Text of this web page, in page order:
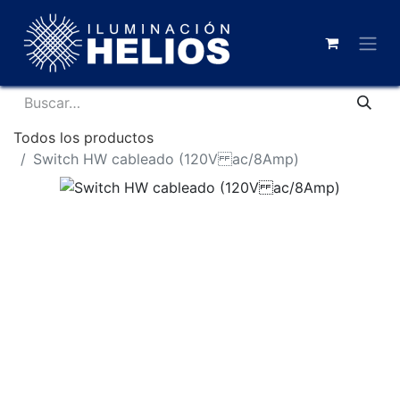
Todos los productos
Switch HW cableado (120V ac/8Amp)